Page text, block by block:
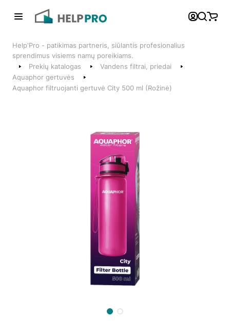
Telefonai
+370 600 74008
Klientų aptarnavimo skyrius
Help'Pro - patikimas partneris, siūlantis profesionalius
sprendimus visiems namų poreikiams.
Prekių katalogas
Vandens filtrai, priedai
Aquaphor gertuvės
Aquaphor filtruojanti gertuvė City 500 ml (Rožinė)